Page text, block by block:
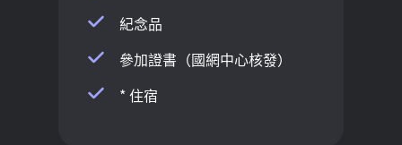
紀念品
參加證書（國網中心核發）
* 住宿